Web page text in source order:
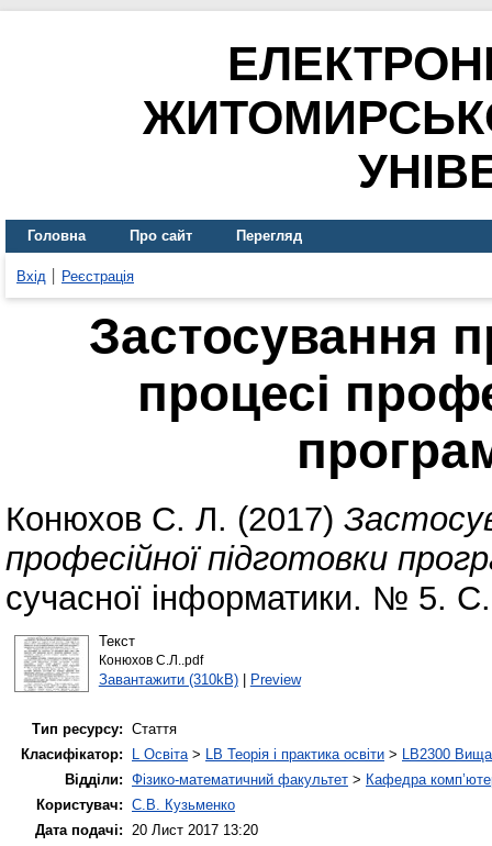
Головна Про сайт Перегляд
Вхід Реєстрація
Застосування
процесі
Конюхов С. Л. (2017)
професійної підготовки
сучасної інформатики. № 5.
Текст
Конюхов С.Л..pdf
Завантажити (310kB)| Preview
Тип ресурсу: Стаття
Класифікатор:
L Освіта> LB Теорія і практика освіти > LB2300 Вища
Відділи: Фізико-математичний факультет > Кафедра
Користувач: С.В. Кузьменко
Дата подачі: 20 Лист 2017 13:20